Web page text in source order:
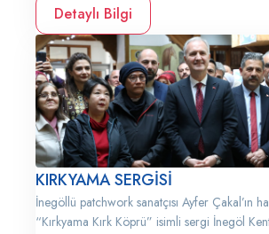
Detaylı Bilgi
KIRKYAMA SERGİSİ
İnegöllü patchwork sanatçısı Ayfer Çakal’ın
“Kırkyama Kırk Köprü” isimli sergi İnegöl